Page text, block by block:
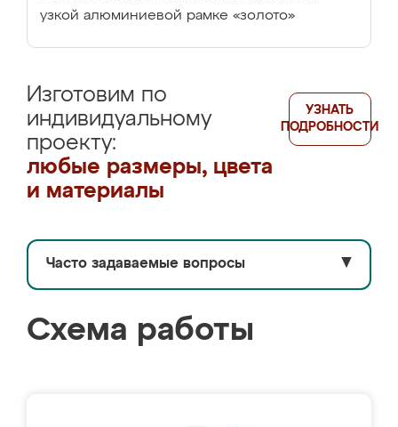
узкой алюминиевой рамке «золото»
Изготовим по
индивидуальному
проекту:
любые размеры, цвета
и материалы
УЗНАТЬ
ПОДРОБНОСТИ
Часто задаваемые вопросы ▼
Схема работы